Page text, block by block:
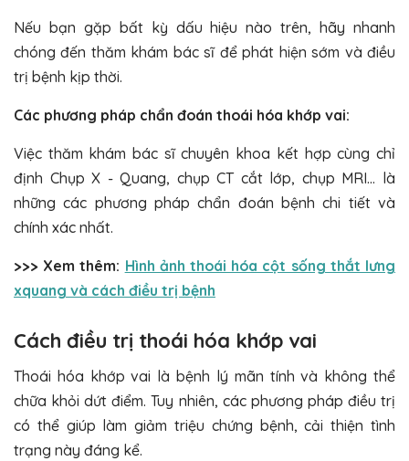
Nếu bạn gặp bất kỳ dấu hiệu nào trên, hãy nhanh
chóng đến thăm khám bác sĩ để phát hiện sớm và điều
trị bệnh kịp thời.
Các phương pháp chẩn đoán thoái hóa khớp vai:
Việc thăm khám bác sĩ chuyên khoa kết hợp cùng chỉ
định Chụp X - Quang, chụp CT cắt lớp, chụp MRI… là
những các phương pháp chẩn đoán bệnh chi tiết và
chính xác nhất.
>>> Xem thêm: Hình ảnh thoái hóa cột sống thắt lưng
xquang và cách điều trị bệnh
Cách điều trị thoái hóa khớp vai
Thoái hóa khớp vai là bệnh lý mãn tính và không thể
chữa khỏi dứt điểm. Tuy nhiên, các phương pháp điều trị
có thể giúp làm giảm triệu chứng bệnh, cải thiện tình
trạng này đáng kể.